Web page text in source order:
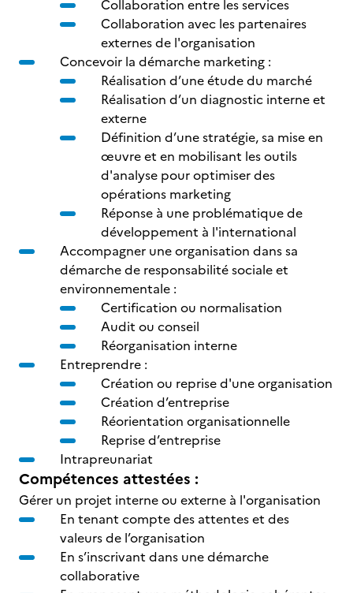
Collaboration entre les services
Collaboration avec les partenaires
externes de l'organisation
Concevoir la démarche marketing :
Réalisation d’une étude du marché
Réalisation d’un diagnostic interne et
externe
Définition d’une stratégie, sa mise en
œuvre et en mobilisant les outils
d'analyse pour optimiser des
opérations marketing
Réponse à une problématique de
développement à l'international
Accompagner une organisation dans sa
démarche de responsabilité sociale et
environnementale :
Certification ou normalisation
Audit ou conseil
Réorganisation interne
Entreprendre :
Création ou reprise d'une organisation
Création d’entreprise
Réorientation organisationnelle
Reprise d’entreprise
Intrapreunariat
Compétences attestées :
Gérer un projet interne ou externe à l'organisation
En tenant compte des attentes et des
valeurs de l’organisation
En s’inscrivant dans une démarche
collaborative